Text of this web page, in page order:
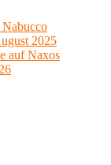
2025
auf Naxos